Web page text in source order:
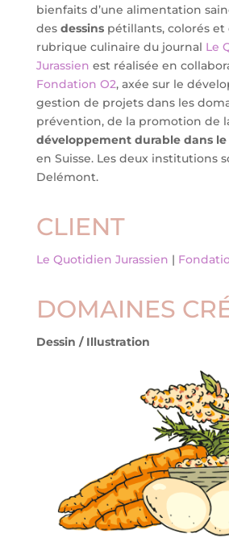
bienfaits d’une alimentation
des dessinspétillants, colorés et
rubrique culinaire du journal Le
Jurassien est réalisée en
Fondation O2, axée sur le
gestion de projets dans les
prévention, de la promotion de
développement durable dans
en Suisse. Les deux institutions
Delémont.
CLIENT
Le Quotidien Jurassien |
DOMAINES
Dessin / Illustration